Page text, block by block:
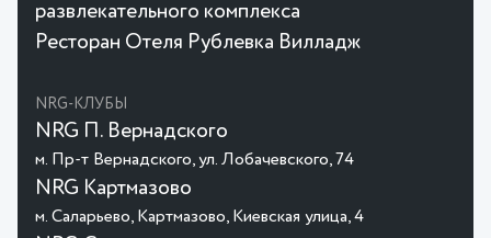
развлекательного комплекса
Ресторан Отеля Рублевка Вилладж
NRG-КЛУБЫ
NRG П. Вернадского
м. Пр-т Вернадского, ул. Лобачевского, 74
NRG Картмазово
м. Саларьево, Картмазово, Киевская улица, 4